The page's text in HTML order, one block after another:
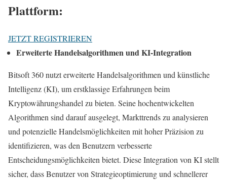
Plattform:
JETZT REGISTRIEREN
Erweiterte Handelsalgorithmen und KI-Integration
Bitsoft 360 nutzt erweiterte Handelsalgorithmen und künstliche
Intelligenz (KI), um erstklassige Erfahrungen beim
Kryptowährungshandel zu bieten. Seine hochentwickelten
Algorithmen sind darauf ausgelegt, Markttrends zu analysieren
und potenzielle Handelsmöglichkeiten mit hoher Präzision zu
identifizieren, was den Benutzern verbesserte
Entscheidungsmöglichkeiten bietet. Diese Integration von KI stellt
sicher, dass Benutzer von Strategieoptimierung und schnellerer